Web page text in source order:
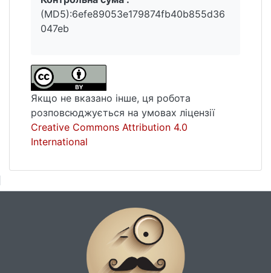
(MD5):6efe89053e179874fb40b855d36
047eb
Якщо не вказано інше, ця робота
розповсюджується на умовах ліцензії
Creative Commons Attribution 4.0
International